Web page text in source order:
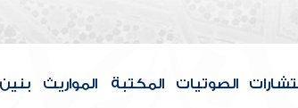
الصوتيات المكتبة المواريث